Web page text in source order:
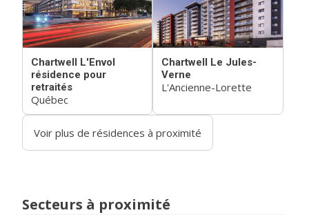
Chartwell L'Envol
résidence pour
retraités
Québec
Chartwell Le Jules-
Verne
L'Ancienne-Lorette
Voir plus de résidences à proximité
Secteurs à proximité